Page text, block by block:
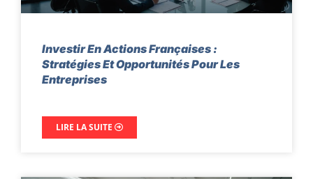
Investir En Actions Françaises :
Stratégies Et Opportunités Pour Les
Entreprises
LIRE LA SUITE